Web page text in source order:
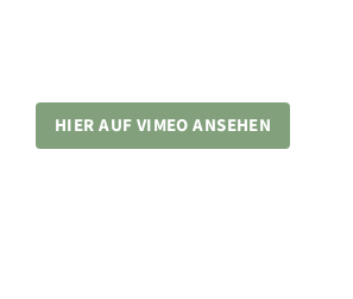
HIER AUF VIMEO ANSEHEN